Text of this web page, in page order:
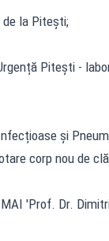
la Pitești;
Pitești -
și
corp nou de
'Prof. Dr.